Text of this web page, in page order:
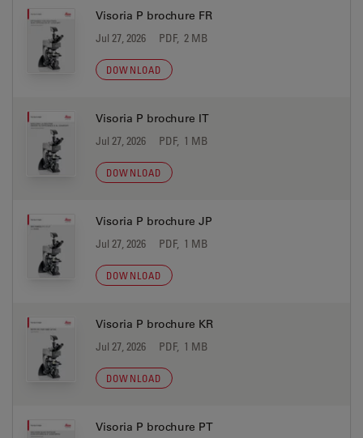
Visoria P brochure FR
Jul 27, 2026 PDF, 2 MB
DOWNLOAD
Visoria P brochure IT
Jul 27, 2026 PDF, 1 MB
DOWNLOAD
Visoria P brochure JP
Jul 27, 2026 PDF, 1 MB
DOWNLOAD
Visoria P brochure KR
Jul 27, 2026 PDF, 1 MB
DOWNLOAD
Visoria P brochure PT